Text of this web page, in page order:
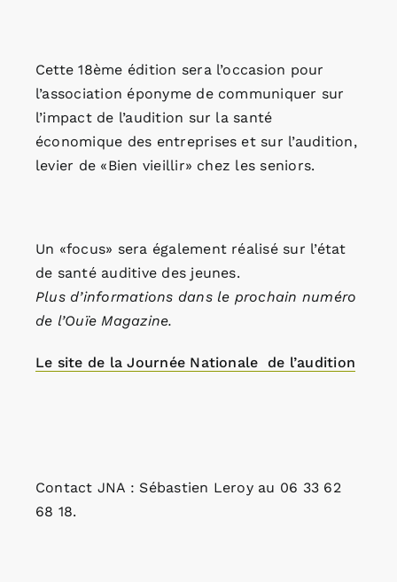
Cette 18ème édition sera l’occasion pour
l’association éponyme de communiquer sur
l’impact de l’audition sur la santé
économique des entreprises et sur l’audition,
levier de «Bien vieillir» chez les seniors.
Un «focus» sera également réalisé sur l’état
de santé auditive des jeunes.
Plus d’informations dans le prochain numéro
de l’Ouïe Magazine.
Le site de la Journée Nationale de l’audition
Contact JNA : Sébastien Leroy au 06 33 62
68 18.